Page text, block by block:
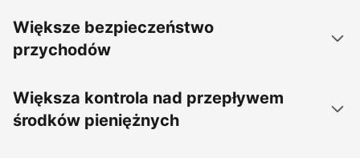
Większe bezpieczeństwo
przychodów
Większa kontrola nad przepływem
środków pieniężnych